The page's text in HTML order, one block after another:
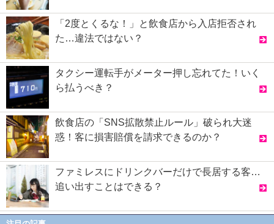
「2度とくるな！」と飲食店から入店拒否され
た…違法ではない？
タクシー運転手がメーター押し忘れてた！いく
ら払うべき？
飲食店の「SNS拡散禁止ルール」破られ大迷
惑！客に損害賠償を請求できるのか？
ファミレスにドリンクバーだけで長居する客…
追い出すことはできる？